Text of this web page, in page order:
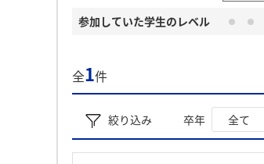
参加していた学生のレベル
全1件
絞り込み 卒年